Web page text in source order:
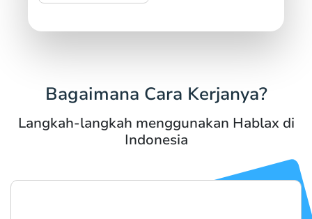
Bagaimana Cara Kerjanya?
Langkah-langkah menggunakan Hablax di
Indonesia